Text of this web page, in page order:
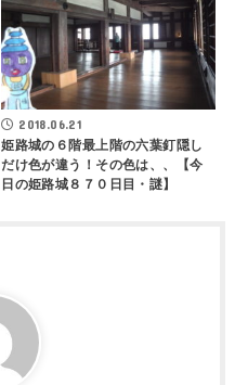
2018.06.21
姫路城の６階最上階の六葉釘隠し
だけ色が違う！その色は、、【今
日の姫路城８７０日目・謎】